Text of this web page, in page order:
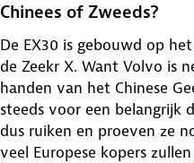
Chinees of Zweeds?
De EX30 is gebouwd op
de Zeekr X. Want Volvo is
handen van het Chinese
steeds voor een belangrijk
dus ruiken en proeven ze
veel Europese kopers